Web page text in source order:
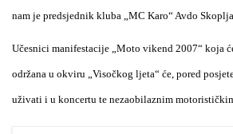
nam je predsjednik kluba „MC Karo“ Avdo
Učesnici manifestacije „Moto vikend 2007“ koja
održana u okviru „Visočkog ljeta“ će, pored
uživati i u koncertu te nezaobilaznim